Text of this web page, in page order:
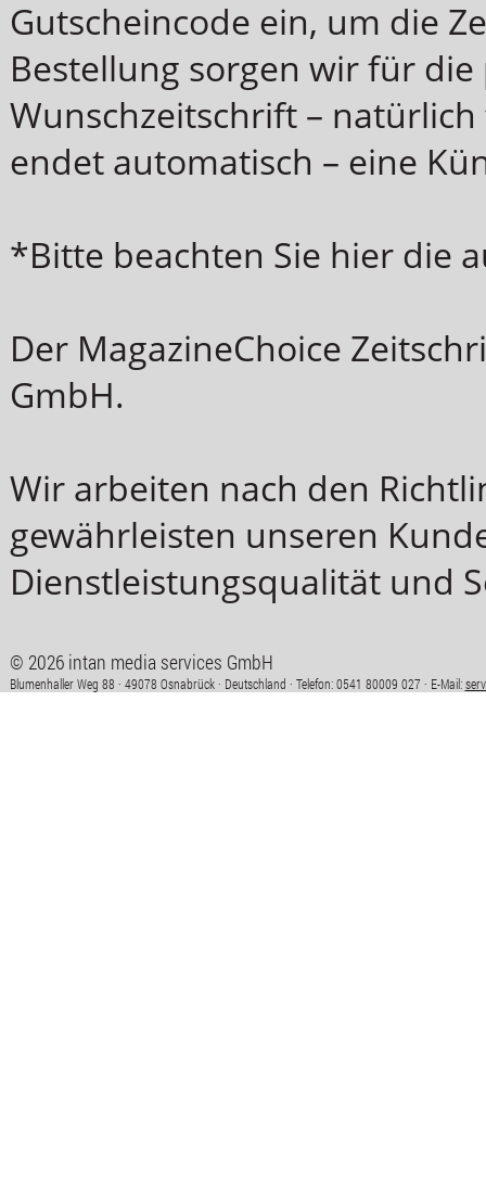
Gutscheincode ein, um die
Bestellung sorgen wir für
Wunschzeitschrift –
endet automatisch – eine
*Bitte beachten Sie hier die
Der MagazineChoice
GmbH.
Wir arbeiten nach den
gewährleisten unseren
Dienstleistungsqualität und
© 2026 intan media services GmbH
Blumenhaller Weg 88 · 49078 Osnabrück · Deutschland · Telefon: 0541 80009 027 · E-Mail: